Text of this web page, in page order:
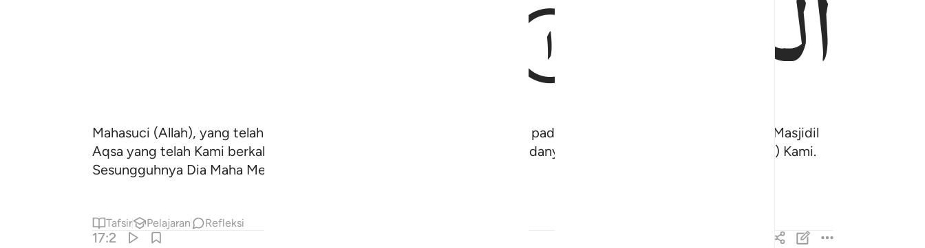
Mahasuci (Allah), yang telah memperjalankan hamba-Nya (Muhammad) pada malam hari dari Masjidil Haram ke Masjidil
Aqsa yang telah Kami berkahi sekelilingnya
agar Kami perlihatkan kepadanya sebagian tanda-tanda (kebesaran) Kami.
Sesungguhnya Dia Maha Mendengar, Maha Melihat.
Tafsir Pelajaran Refleksi
17:2